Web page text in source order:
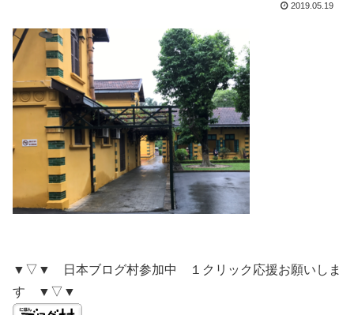
2019.05.19
▼▽▼ 日本ブログ村参加中 １クリック応援お願いしま
す ▼▽▼